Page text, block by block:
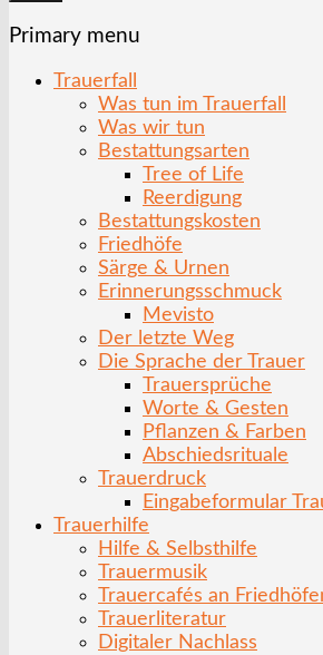
Primary menu
Trauerfall
Was tun im Trauerfall
Was wir tun
Bestattungsarten
Tree of Life
Reerdigung
Bestattungskosten
Friedhöfe
Särge & Urnen
Erinnerungsschmuck
Mevisto
Der letzte Weg
Die Sprache der Trauer
Trauersprüche
Worte & Gesten
Pflanzen & Farben
Abschiedsrituale
Trauerdruck
Eingabeformular
Trauerhilfe
Hilfe & Selbsthilfe
Trauermusik
Trauercafés an
Trauerliteratur
Digitaler Nachlass